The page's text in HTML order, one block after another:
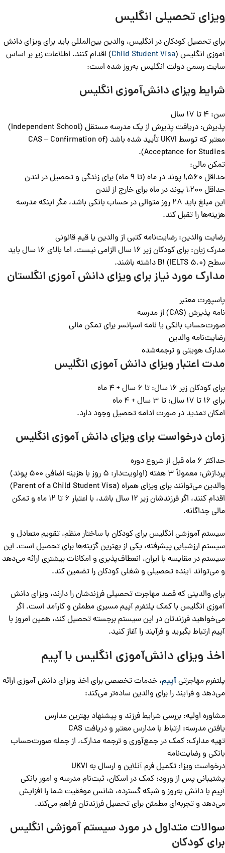
ویزای تحصیلی انگلیس
برای تحصیل کودکان در انگلیس، والدین بین‌المللی باید برای ویزای دانش‌
آموزی انگلیس (Child Student Visa) اقدام کنند. اطلاعات زیر بر اساس
سایت رسمی دولت انگلیس به‌روز شده است:
شرایط ویزای دانش‌آموزی انگلیس
سن: 4 تا 17 سال
پذیرش: دریافت پذیرش از یک مدرسه مستقل (Independent School)
معتبر که توسط UKVI تأیید شده باشد (CAS – Confirmation of
Acceptance for Studies).
تمکن مالی:
حداقل 1,560 پوند در ماه (تا 9 ماه) برای زندگی و تحصیل در لندن
حداقل 1,200 پوند در ماه برای خارج از لندن
این مبلغ باید 28 روز متوالی در حساب بانکی باشد، مگر اینکه مدرسه
هزینه‌ها را تقبل کند.
رضایت والدین: رضایت‌نامه کتبی از والدین یا قیم قانونی
مدرک زبان: برای کودکان زیر 16 سال الزامی نیست، اما بالای 16 سال باید
سطح B1 (IELTS 5.0) داشته باشند.
مدارک مورد نیاز برای ویزای دانش آموزی انگلستان
پاسپورت معتبر
نامه پذیرش (CAS) از مدرسه
صورت‌حساب بانکی یا نامه اسپانسر برای تمکن مالی
رضایت‌نامه والدین
مدارک هویتی و ترجمه‌شده
مدت اعتبار ویزای دانش آموزی انگلیس
برای کودکان زیر 16 سال: تا 6 سال + 4 ماه
برای 16 تا 17 سال: تا 3 سال + 4 ماه
امکان تمدید در صورت ادامه تحصیل وجود دارد.
زمان درخواست برای ویزای دانش آموزی انگلیس
حداکثر 6 ماه قبل از شروع دوره
پردازش: معمولاً 3 هفته (اولویت‌دار: 5 روز با هزینه اضافی 500 پوند)
والدین می‌توانند برای ویزای همراه (Parent of a Child Student Visa)
اقدام کنند، اگر فرزندشان زیر 12 سال باشد، با اعتبار 6 تا 12 ماه و تمکن
مالی جداگانه.
سیستم آموزشی انگلیس برای کودکان با ساختار منظم، تقویم متعادل و
سیستم ارزشیابی پیشرفته، یکی از بهترین گزینه‌ها برای تحصیل است. این
سیستم در مقایسه با ایران، انعطاف‌پذیری و امکانات بیشتری ارائه می‌دهد
و می‌تواند آینده تحصیلی و شغلی کودکان را تضمین کند.
برای والدینی که قصد مهاجرت تحصیلی فرزندشان را دارند، ویزای دانش
‌آموزی انگلیس با کمک پلتفرم آپیم مسیری مطمئن و کارآمد است. اگر
می‌خواهید فرزندتان در این سیستم برجسته تحصیل کند، همین امروز با
آپیم ارتباط بگیرید و فرآیند را آغاز کنید.
اخذ ویزای دانش‌آموزی انگلیس با آپیم
پلتفرم مهاجرتیآپیم، خدمات تخصصی برای اخذ ویزای دانش ‌آموزی ارائه
می‌دهد و فرآیند را برای والدین ساده‌تر می‌کند:
مشاوره اولیه: بررسی شرایط فرزند و پیشنهاد بهترین مدارس
یافتن مدرسه: ارتباط با مدارس معتبر و دریافت CAS
تهیه مدارک: کمک در جمع‌آوری و ترجمه مدارک، از جمله صورت‌حساب
بانکی و رضایت‌نامه
درخواست ویزا: تکمیل فرم آنلاین و ارسال به UKVI
پشتیبانی پس از ورود: کمک در اسکان، ثبت‌نام مدرسه و امور بانکی
آپیم با دانش به‌روز و شبکه گسترده، شانس موفقیت شما را افزایش
می‌دهد و تجربه‌ای مطمئن برای تحصیل فرزندتان فراهم می‌کند.
سوالات متداول در مورد سیستم آموزشی انگلیس
برای کودکان